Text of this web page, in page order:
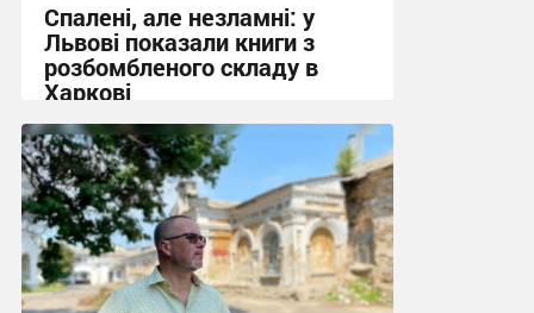
Спалені, але незламні: у
Львові показали книги з
розбомбленого складу в
Харкові
22:33 вчора